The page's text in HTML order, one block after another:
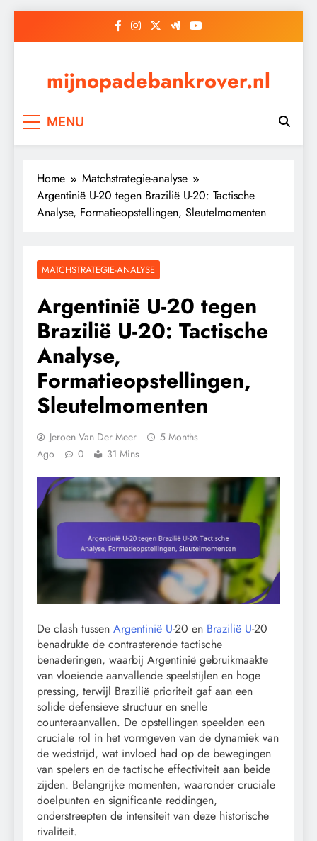
mijnopadebankrover.nl
MENU
Home
Matchstrategie-analyse
Argentinië U-20 tegen Brazilië U-20: Tactische
Analyse, Formatieopstellingen, Sleutelmomenten
MATCHSTRATEGIE-ANALYSE
Argentinië U-20 tegen
Brazilië U-20: Tactische
Analyse,
Formatieopstellingen,
Sleutelmomenten
Jeroen Van Der Meer
5 Months
Ago
0 31 Mins
De clash tussen Argentinië U-20 en Brazilië U-20
benadrukte de contrasterende tactische
benaderingen, waarbij Argentinië gebruikmaakte
van vloeiende aanvallende speelstijlen en hoge
pressing, terwijl Brazilië prioriteit gaf aan een
solide defensieve structuur en snelle
counteraanvallen. De opstellingen speelden een
cruciale rol in het vormgeven van de dynamiek van
de wedstrijd, wat invloed had op de bewegingen
van spelers en de tactische effectiviteit aan beide
zijden. Belangrijke momenten, waaronder cruciale
doelpunten en significante reddingen,
onderstreepten de intensiteit van deze historische
rivaliteit.